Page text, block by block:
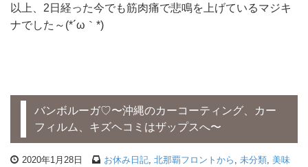
以上、2日経った今でも筋肉痛で悲鳴を上げているマジキ
ナでした～(*´ω｀*)
バンボルーガ♡〜沖縄のカーコーティング、カー
フィルム、キズヘコミはザップスへ〜
2020年1月28日 お休み日記 北那覇フロントから 未分類 美味